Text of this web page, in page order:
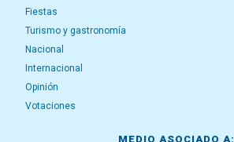
Fiestas
Turismo y gastronomía
Nacional
Internacional
Opinión
Votaciones
MEDIO ASOCIADO A: